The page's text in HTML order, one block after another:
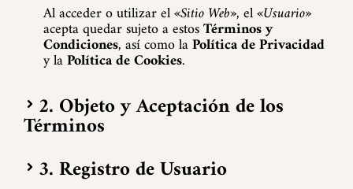
Al acceder o utilizar el«Sitio Web», el«Usuario»
acepta quedar sujeto a estosTérminos y
Condiciones, así como laPolítica de Privacidad
y laPolítica de Cookies.
2. Objeto y Aceptación de los
Términos
3. Registro de Usuario